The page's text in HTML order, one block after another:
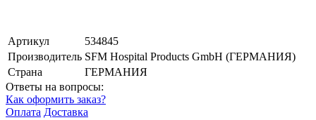
Артикул
534845
Производитель SFM Hospital Products GmbH (ГЕРМАНИЯ)
Страна
ГЕРМАНИЯ
Ответы на вопросы:
Как оформить заказ?
Оплата Доставка